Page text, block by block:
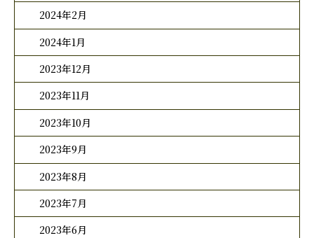
2024年2月
2024年1月
2023年12月
2023年11月
2023年10月
2023年9月
2023年8月
2023年7月
2023年6月